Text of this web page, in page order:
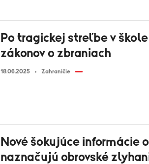
Po tragickej streľbe v
zákonov o zbraniach
18.06.2025 Zahraničie
Nové šokujúce informácie
naznačujú obrovské